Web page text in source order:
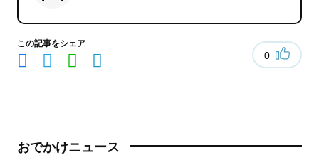
この記事をシェア
0
おでかけニュース